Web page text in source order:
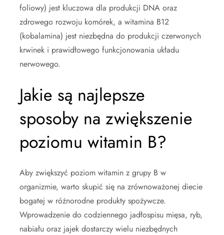
foliowy) jest kluczowa dla produkcji DNA oraz
zdrowego rozwoju komórek, a witamina B12
(kobalamina) jest niezbędna do produkcji czerwonych
krwinek i prawidłowego funkcjonowania układu
nerwowego.
Jakie są najlepsze
sposoby na zwiększenie
poziomu witamin B?
Aby zwiększyć poziom witamin z grupy B w
organizmie, warto skupić się na zrównoważonej diecie
bogatej w różnorodne produkty spożywcze.
Wprowadzenie do codziennego jadłospisu mięsa, ryb,
nabiału oraz jajek dostarczy wielu niezbędnych